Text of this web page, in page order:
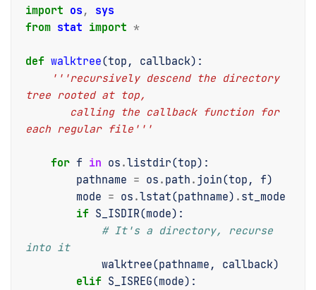
import os ,
sys
from stat import *
def walktree(top , callback):
'''recursively descend the directory
tree rooted at top,
each regular file'''
for f in os .listdir(top):
pathname = os . path . join(top , f)
mode = os .lstat(pathname) . st_mode
if S_ISDIR(mode):
# It's a directory, recurse
into it
walktree(pathname , callback)
elif S_ISREG(mode):